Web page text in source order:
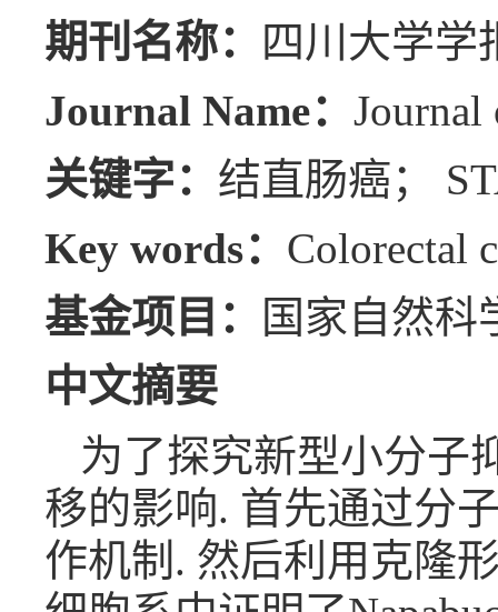
期刊名称：
四川大学学
Journal Name： Journal
关键字： 结直肠癌；
Key words： Colorectal
基金项目：
国家自然科
中文摘要
为了探究新型小分子
移的影响. 首先通过分
作机制. 然后利用克隆